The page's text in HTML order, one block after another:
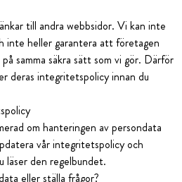
till andra webbsidor. Vi kan inte
inte heller garantera att företagen
samma säkra sätt som vi gör. Därför
deras integritetspolicy innan du
om hanteringen av persondata
vår integritetspolicy och
läser den regelbundet.
eller ställa frågor?